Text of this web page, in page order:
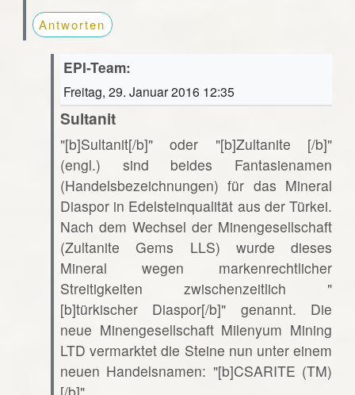
Antworten
EPI-Team:
Freitag, 29. Januar 2016 12:35
Sultanit
"[b]Sultanit[/b]" oder "[b]Zultanite [/b]"
(engl.) sind beides Fantasienamen
(Handelsbezeichnungen) für das Mineral
Diaspor in Edelsteinqualität aus der Türkei.
Nach dem Wechsel der Minengesellschaft
(Zultanite Gems LLS) wurde dieses
Mineral wegen markenrechtlicher
Streitigkeiten zwischenzeitlich "
[b]türkischer Diaspor[/b]" genannt. Die
neue Minengesellschaft Milenyum Mining
LTD vermarktet die Steine nun unter einem
neuen Handelsnamen: "[b]CSARITE (TM)